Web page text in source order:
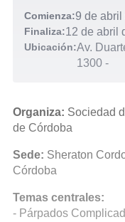
Comienza:9 de abril
Finaliza:12 de abril
Ubicación:Av.
1300 -
Organiza: Sociedad
de Córdoba
Sede: Sheraton
Córdoba
Temas centrales:
- Párpados